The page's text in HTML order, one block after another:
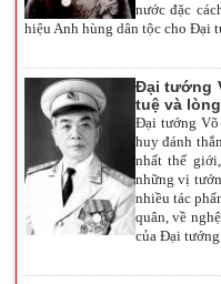
nước đặc
hiệu Anh hùng dân tộc cho Đại
Đại tướng
tuệ và
Đại tướng
huy đánh
nhất thế
những vị
nhiều tác
quân, về
của Đại